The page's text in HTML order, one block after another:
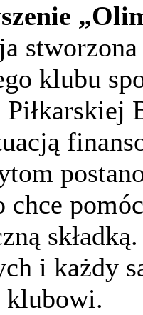
klubu
chce
i każdy
klubowi.